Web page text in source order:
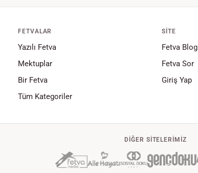
FETVALAR
Yazılı Fetva
Mektuplar
Bir Fetva
Tüm Kategoriler
SITE
Fetva Blog
Fetva Sor
Giriş Yap
DIĞER SITELERIMIZ